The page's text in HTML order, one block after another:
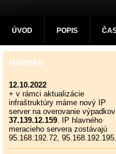
ÚVOD POPIS
Novinky
12.10.2022
+ v rámci aktualizácie
infraštruktúry máme nový IP
server na overovanie
37.139.12.159. IP hlavného
meracieho servera zostávajú
95.168.192.72, 95.168.192.195.